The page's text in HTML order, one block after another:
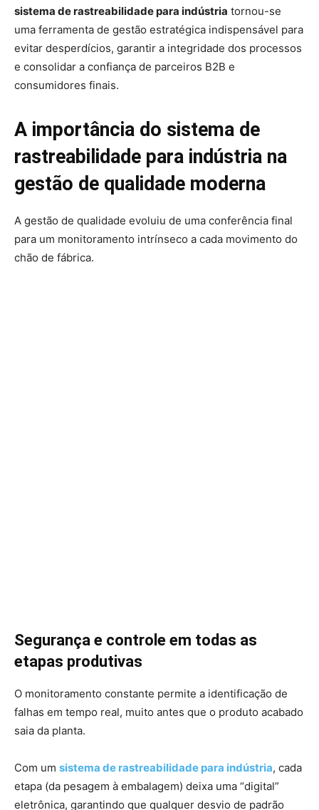
sistema de rastreabilidade para indústria tornou-se
uma ferramenta de gestão estratégica indispensável para
evitar desperdícios, garantir a integridade dos processos
e consolidar a confiança de parceiros B2B e
consumidores finais.
A importância do sistema de
rastreabilidade para indústria na
gestão de qualidade moderna
A gestão de qualidade evoluiu de uma conferência final
para um monitoramento intrínseco a cada movimento do
chão de fábrica.
Segurança e controle em todas as
etapas produtivas
O monitoramento constante permite a identificação de
falhas em tempo real, muito antes que o produto acabado
saia da planta.
Com um sistema de rastreabilidade para indústria, cada
etapa (da pesagem à embalagem) deixa uma “digital”
eletrônica, garantindo que qualquer desvio de padrão